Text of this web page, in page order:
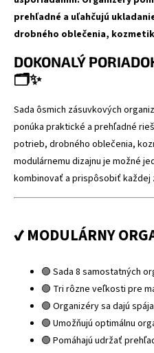
prehľadné a uľahčujú
drobného oblečenia,
DOKONALÝ
🗂️✨
Sada ôsmich zásuvkových
ponúka praktické a prehľadné
potrieb, drobného oblečenia,
modulárnemu dizajnu je možné
kombinovať a prispôsobiť každej
✔ MODULÁRNY
🟢 Sada 8 samostatných
🟢 Tri rôzne veľkosti pre
🟢 Organizéry sa dajú
🟢 Umožňujú optimálnu
🟢 Pomáhajú udržať